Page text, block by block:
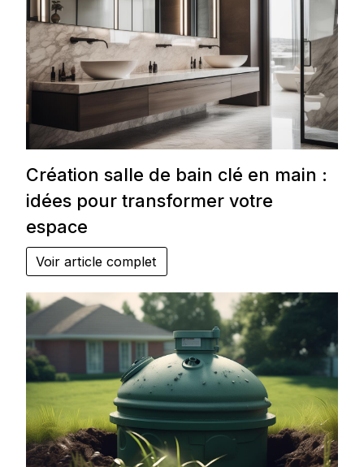
Création salle de bain clé en main :
idées pour transformer votre
espace
Voir article complet